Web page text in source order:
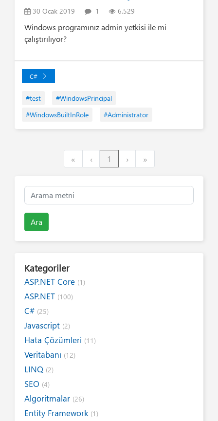
30 Ocak 2019 1 6.529
Windows programınız admin yetkisi ile mi
çalıştırılıyor?
C#
#test
#WindowsPrincipal
#WindowsBuiltInRole
#Administrator
«First ‹Previous
1 ›Next»Last
Ara
Kategoriler
ASP.NET Core (1)
ASP.NET (100)
C# (25)
Javascript (2)
Hata Çözümleri (11)
Veritabanı (12)
LINQ (2)
SEO (4)
Algoritmalar (26)
Entity Framework (1)